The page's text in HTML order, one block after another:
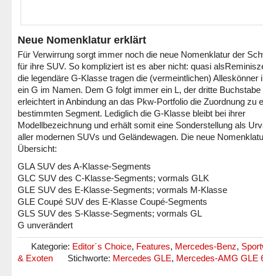
Neue Nomenklatur erklärt
Für Verwirrung sorgt immer noch die neue Nomenklatur der
für ihre SUV. So kompliziert ist es aber nicht: quasi
die legendäre G-Klasse tragen die (vermeintlichen) Alleskönner
ein G im Namen. Dem G folgt immer ein L, der dritte Buchstabe
erleichtert in Anbindung an das Pkw-Portfolio die Zuordnung zu
bestimmten Segment. Lediglich die G-Klasse bleibt bei ihrer
Modellbezeichnung und erhält somit eine Sonderstellung als
aller modernen SUVs und Geländewagen. Die neue
Übersicht:
GLA SUV des A-Klasse-Segments
GLC SUV des C-Klasse-Segments; vormals GLK
GLE SUV des E-Klasse-Segments; vormals M-Klasse
GLE Coupé SUV des E-Klasse Coupé-Segments
GLS SUV des S-Klasse-Segments; vormals GL
G unverändert
Kategorie: Editor´s Choice, Features, Mercedes-Benz,
& Exoten
Stichworte: Mercedes GLE, Mercedes-AMG GLE